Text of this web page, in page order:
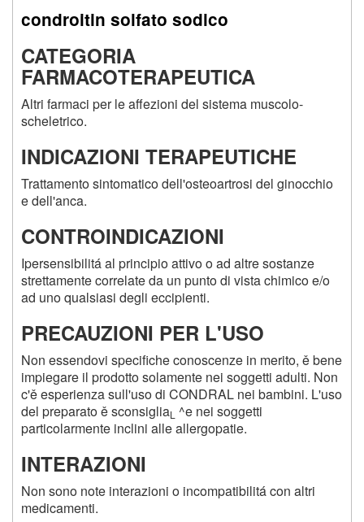
condroitin solfato sodico
CATEGORIA
FARMACOTERAPEUTICA
Altri farmaci per le affezioni del sistema muscolo-
scheletrico.
INDICAZIONI TERAPEUTICHE
Trattamento sintomatico dell'osteoartrosi del ginocchio
e dell'anca.
CONTROINDICAZIONI
Ipersensibilitá al principio attivo o ad altre sostanze
strettamente correlate da un punto di vista chimico e/o
ad uno qualsiasi degli eccipienti.
PRECAUZIONI PER L'USO
Non essendovi specifiche conoscenze in merito, ě bene
impiegare il prodotto solamente nei soggetti adulti. Non
c'ě esperienza sull'uso di CONDRAL nei bambini. L'uso
del preparato ě sconsigliaL ^e nei soggetti
particolarmente inclini alle allergopatie.
INTERAZIONI
Non sono note interazioni o incompatibilitá con altri
medicamenti.